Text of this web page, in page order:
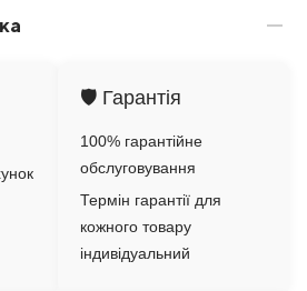
🛡️ Гарантія
100% гарантійне
обслуговування
Термін гарантії для
кожного товару
індивідуальний